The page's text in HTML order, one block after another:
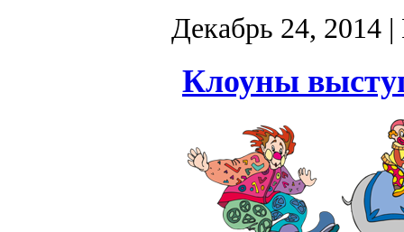
Декабрь 24, 2014|
Клоуны